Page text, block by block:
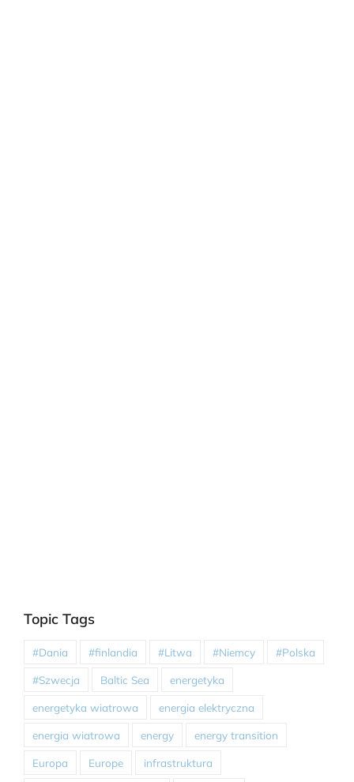
Topic Tags
#Dania #finlandia #Litwa #Niemcy #Polska
#Szwecja Baltic Sea energetyka
energetyka wiatrowa energia elektryczna
energia wiatrowa energy energy transition
Europa Europe infrastruktura